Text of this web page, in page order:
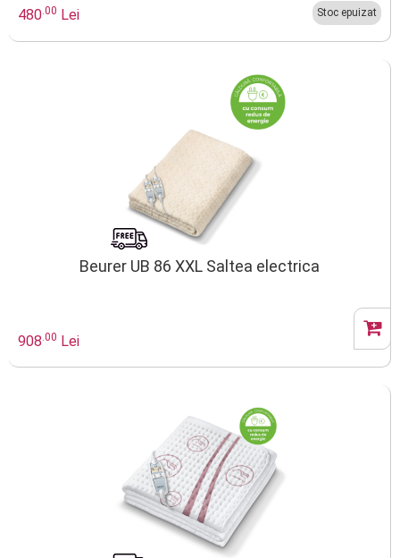
480.00 Lei Stoc epuizat
Beurer UB 86 XXL Saltea electrica
908.00 Lei